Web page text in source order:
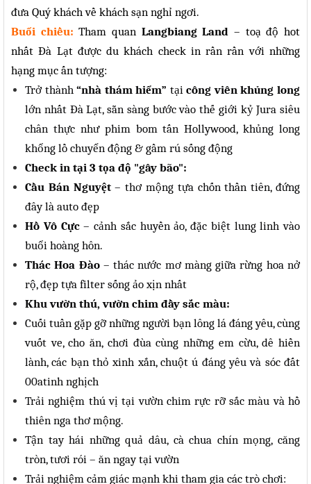
đưa Quý khách về khách sạn nghỉ ngơi.
Buổi chiều:Tham quan Langbiang Land – toạ độ hot
nhất Đà Lạt được du khách check in rần rần với những
hạng mục ấn tượng:
Trở thành“nhà thám hiểm” tạicông viên khủng long
lớn nhất Đà Lạt, sẵn sàng bước vào thế giới kỷ Jura siêu
chân thực như phim bom tấn Hollywood, khủng long
khổng lồ chuyển động & gầm rú sống động
Check in tại 3 tọa độ "gây bão":
Cầu Bán Nguyệt– thơ mộng tựa chốn thần tiên, đứng
đây là auto đẹp
Hồ Vô Cực– cảnh sắc huyền ảo, đặc biệt lung linh vào
buổi hoàng hôn.
Thác Hoa Đào– thác nước mơ màng giữa rừng hoa nở
rộ, đẹp tựa filter sống ảo xịn nhất
Khu vườn thú, vườn chim đầy sắc màu:
Cuối tuần gặp gỡ những người bạn lông lá đáng yêu, cùng
vuốt ve, cho ăn, chơi đùa cùng những em cừu, dê hiền
lành, các bạn thỏ xinh xắn, chuột ú đáng yêu và sóc đất
00atinh nghịch
Trải nghiệm thú vị tại vườn chim rực rỡ sắc màu và hồ
thiên nga thơ mộng.
Tận tay hái những quả dâu, cà chua chín mọng, căng
tròn, tươi rói – ăn ngay tại vườn
Trải nghiệm cảm giác mạnh khi tham gia các trò chơi: